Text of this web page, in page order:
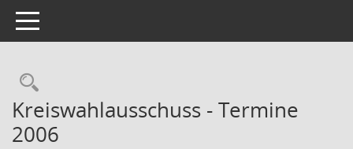
Toggle navigation
Rechercheauswahl
Kreiswahlausschuss - Termine
2006